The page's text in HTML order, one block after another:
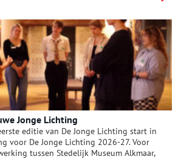
over dit onderwerp. Vandaag deel 1 en
2.
Jonge Lichting
editie van De Jonge Lichting start in
voor De Jonge Lichting 2026-27. Voor
tussen Stedelijk Museum Alkmaar,